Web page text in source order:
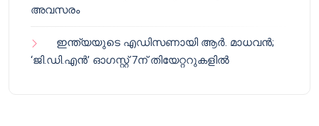
അവസരം
ഇന്ത്യയുടെ എഡിസണായി ആർ. മാധവൻ;
‘ജി.ഡി.എൻ’ ഓഗസ്റ്റ് 7ന് തിയേറ്ററുകളിൽ